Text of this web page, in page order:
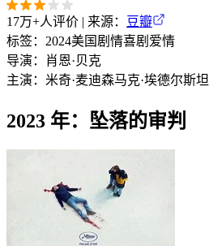
17万+人评价 | 来源：
豆瓣
标签： 2024美国剧情喜剧 爱情
导演：
肖恩·贝克
主演： 米奇·麦迪森马克·埃德尔斯坦
2023 年：坠落的审判